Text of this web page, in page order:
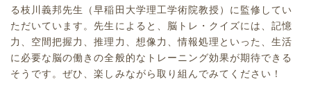
る枝川義邦先生（早稲田大学理工学術院教授）に監修してい
ただいています。先生によると、脳トレ・クイズには、記憶
力、空間把握力、推理力、想像力、情報処理といった、生活
に必要な脳の働きの全般的なトレーニング効果が期待できる
そうです。ぜひ、楽しみながら取り組んでみてください！